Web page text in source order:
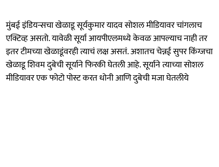
मुंबई इंडियन्सचा खेळाडू सूर्यकुमार यादव सोशल मीडियावर चांगलाच
एक्टिव्ह असतो. यावेळी सूर्या आयपीएलमध्ये केवळ आपल्याच नाही तर
इतर टीमच्या खेळाडूंवरही त्याचं लक्ष असतं. अशातच चेन्नई सुपर किंग्जचा
खेळाडू शिवम दुबेची सूर्याने फिरकी घेतली आहे. सूर्याने त्याच्या सोशल
मीडियावर एक फोटो पोस्ट करत धोनी आणि दुबेची मजा घेतलीये